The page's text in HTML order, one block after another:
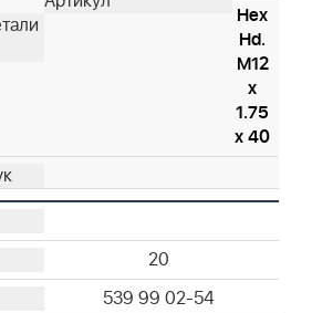
Hex
Hd.
M12
x
1.75
x 40
20
539 99 02-54